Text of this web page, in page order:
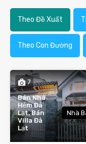
Theo Đề Xuất
Theo Con Đường
7
Bán Nhà
Hẻm Đà
Lạt, Bán
Villa Đà
Lạt
Nhà